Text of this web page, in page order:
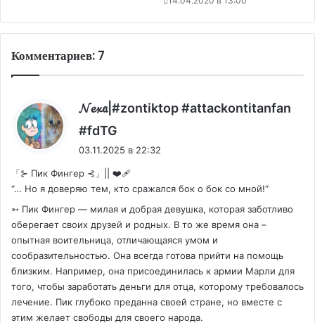
Комментариев: 7
𝓝𝓮𝔁𝔞|#zontiktop #attackontitanfan
#fdTG
03.11.2025 в 22:32
「⊱ Пик Фингер ⊰」|| ❤️‍🩹
“… Но я доверяю тем, кто сражался бок о бок со мной!“
➳ Пик Фингер — милая и добрая девушка, которая заботливо
оберегает своих друзей и родных. В то же время она –
опытная воительница, отличающаяся умом и
сообразительностью. Она всегда готова прийти на помощь
близким. Например, она присоединилась к армии Марли для
того, чтобы заработать деньги для отца, которому требовалось
лечение. Пик глубоко преданна своей стране, но вместе с
этим желает свободы для своего народа.